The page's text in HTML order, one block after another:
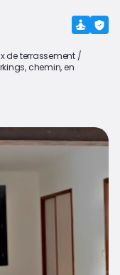
de terrassement /
chemin, en